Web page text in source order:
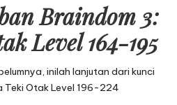
Braindom 3:
Level 164-195
inilah lanjutan dari kunci
Teki Otak Level 196-224